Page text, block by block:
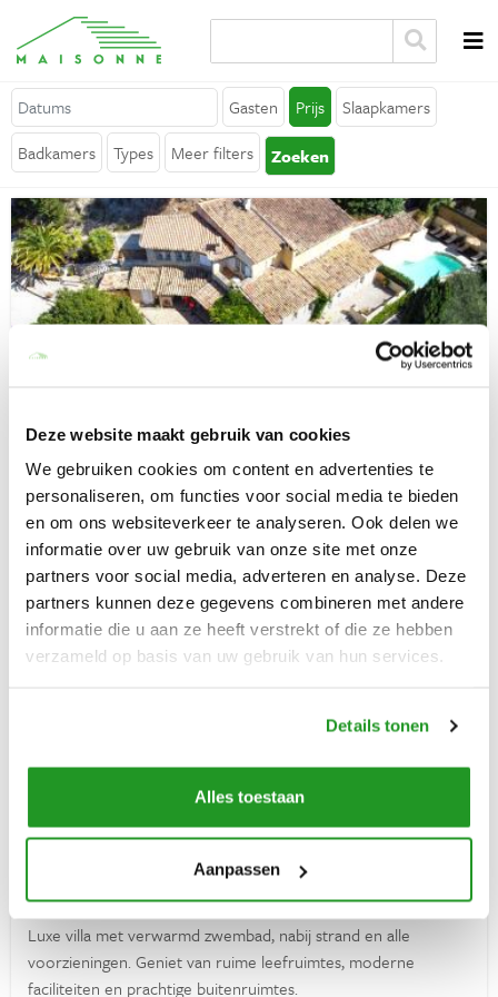
Deze website maakt gebruik van cookies
We gebruiken cookies om content en advertenties te
personaliseren, om functies voor social media te bieden
en om ons websiteverkeer te analyseren. Ook delen we
informatie over uw gebruik van onze site met onze
partners voor social media, adverteren en analyse. Deze
partners kunnen deze gegevens combineren met andere
informatie die u aan ze heeft verstrekt of die ze hebben
verzameld op basis van uw gebruik van hun services.
Details tonen
Alles toestaan
Aanpassen
Gasten Prijs
Slaapkamers
Badkamers
Types Meer filters Zoeken
Castagniers (Provence-Alpes-Côte d'Azur)
Ontdek de betoverende schoonheid van Villa Pralet in
Castagniers, jouw luxueuze vakantiehuis vlakbij Nice in in de
prachtige Alpes-Maritimes. Omgeven door prachtige natuur is
dit luxe vakantiehuis een waar toevluchtsoord voor iedereen
die even wil ontsnappen aan de drukte van alledag.
Villa 8 6 3
VANAF € 2250
Biarritz (Nouvelle-Aquitaine)
Luxe villa met verwarmd zwembad, nabij strand en alle
voorzieningen. Geniet van ruime leefruimtes, moderne
faciliteiten en prachtige buitenruimtes.
Over Maisonne
Waarom Maisonne?
Affiliates
Vacatures
Verhuur je vakantiehuis
Contact
Algemene voorwaarden
Privacy verklaring
Verzekeringen
Ontdek Frankrijk
Vakantiehuis huren in Frankrijk
Verhuurders
+31 6 42 10 99 23